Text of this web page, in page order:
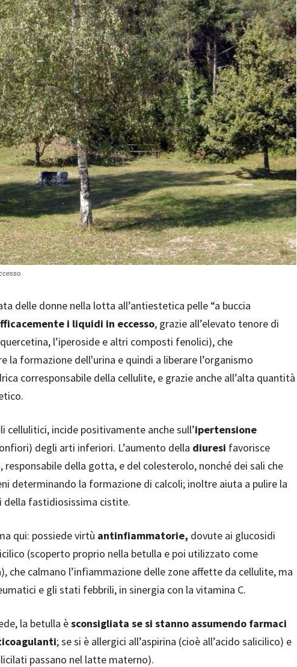
delle donne nella lotta all’antiestetica pelle “a buccia
i liquidi in eccesso, grazie all’elevato tenore di
l’iperoside e altri composti fenolici), che
la formazione dell'urina e quindi a liberare l’organismo
corresponsabile della cellulite, e grazie anche all’alta quantità
cellulitici, incide positivamente anche sull’ipertensione
degli arti inferiori. L’aumento della diuresi favorisce
responsabile della gotta, e del colesterolo, nonché dei sali che
determinando la formazione di calcoli; inoltre aiuta a pulire la
della fastidiosissima cistite.
qui: possiede virtù antinfiammatorie, dovute ai glucosidi
(scoperto proprio nella betulla e poi utilizzato come
che calmano l’infiammazione delle zone affette da cellulite, ma
e gli stati febbrili, in sinergia con la vitamina C.
la betulla èsconsigliata se si stanno assumendo farmaci
; se si è allergici all’aspirina (cioè all’acido salicilico) e
passano nel latte materno).